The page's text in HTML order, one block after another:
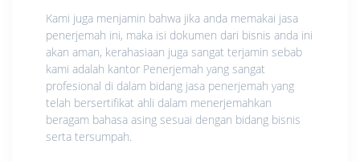
Kami juga menjamin bahwa jika anda memakai jasa
penerjemah ini, maka isi dokumen dari bisnis anda ini
akan aman, kerahasiaan juga sangat terjamin sebab
kami adalah kantor Penerjemah yang sangat
profesional di dalam bidang jasa penerjemah yang
telah bersertifikat ahli dalam menerjemahkan
beragam bahasa asing sesuai dengan bidang bisnis
serta tersumpah.